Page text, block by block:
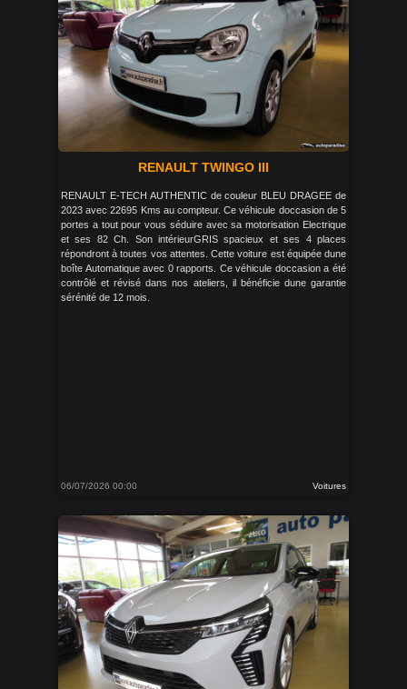
RENAULT TWINGO III
RENAULT E-TECH AUTHENTIC de couleur BLEU DRAGEE de
2023 avec 22695 Kms au compteur. Ce véhicule doccasion de 5
portes a tout pour vous séduire avec sa motorisation Electrique
et ses 82 Ch. Son intérieurGRIS spacieux et ses 4 places
répondront à toutes vos attentes. Cette voiture est équipée dune
boîte Automatique avec 0 rapports. Ce véhicule doccasion a été
contrôlé et révisé dans nos ateliers, il bénéficie dune garantie
sérénité de 12 mois.
06/07/2026 00:00 Voitures